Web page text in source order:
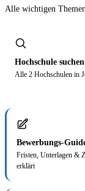
Alle wichtigen
Hochschule suchen
Alle 2 Hochschulen in
Bewerbungs-
Fristen, Unterlagen &
erklärt